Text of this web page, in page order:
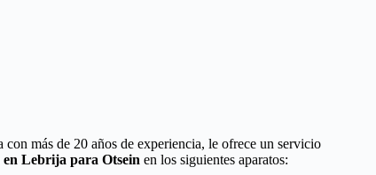
con más de 20 años de experiencia, le ofrece un servicio
en Lebrija para Otsein en los siguientes aparatos: